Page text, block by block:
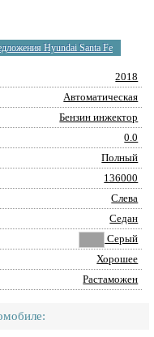
Hyundai Santa Fe
2018
Автоматическая
Бензин инжектор
0.0
Полный
136000
Слева
Седан
Серый
Хорошее
Растаможен